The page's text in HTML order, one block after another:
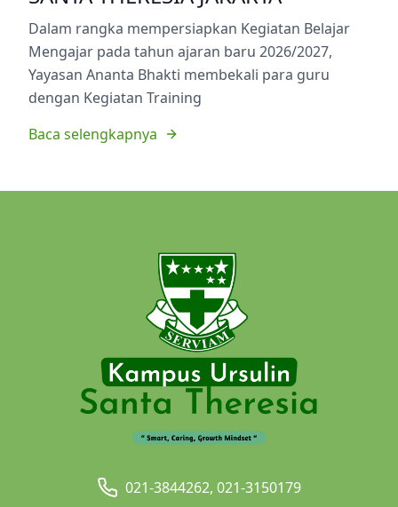
Dalam rangka mempersiapkan Kegiatan Belajar
Mengajar pada tahun ajaran baru 2026/2027,
Yayasan Ananta Bhakti membekali para guru
dengan Kegiatan Training
Baca selengkapnya
021-3844262, 021-3150179